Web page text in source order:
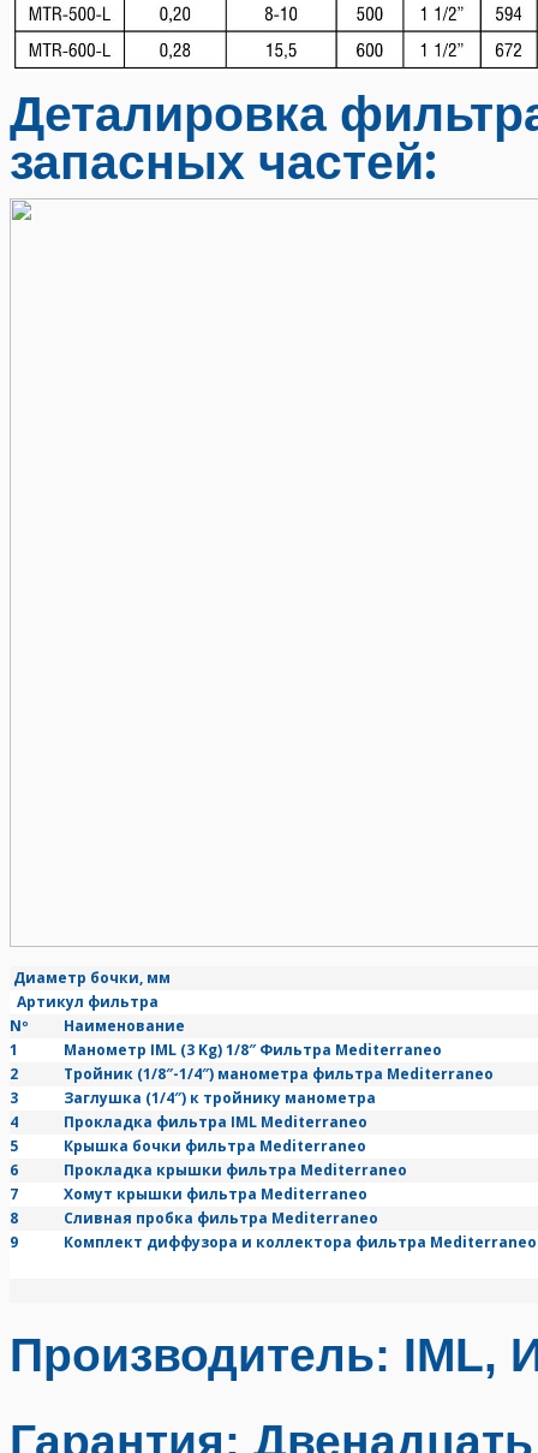
Деталировка
запасных частей:
Диаметр бочки, мм
Артикул фильтра
Nº
Наименование
1
Манометр IML (3 Kg) 1/8″ Фильтра Mediterraneo
2
Тройник (1/8″-1/4″) манометра фильтра Mediterraneo
3
Заглушка (1/4″) к тройнику манометра
4
Прокладка фильтра IML Mediterraneo
5
Крышка бочки фильтра Mediterraneo
6
Прокладка крышки фильтра Mediterraneo
7
Хомут крышки фильтра Mediterraneo
8
Сливная пробка фильтра Mediterraneo
9
Комплект диффузора и коллектора фильтра Mediterraneo
Производитель: IML,
Гарантия: